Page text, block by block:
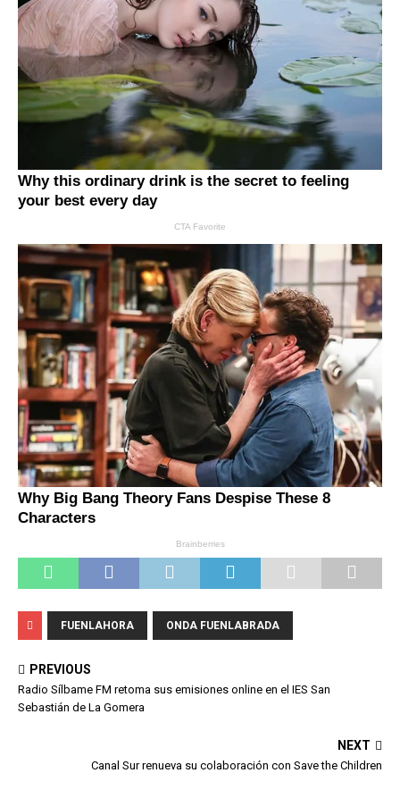
FUENLAHORA ONDA FUENLABRADA
PREVIOUS
Radio Sílbame FM retoma sus emisiones online en el IES San
Sebastián de La Gomera
NEXT
Canal Sur renueva su colaboración con Save the Children